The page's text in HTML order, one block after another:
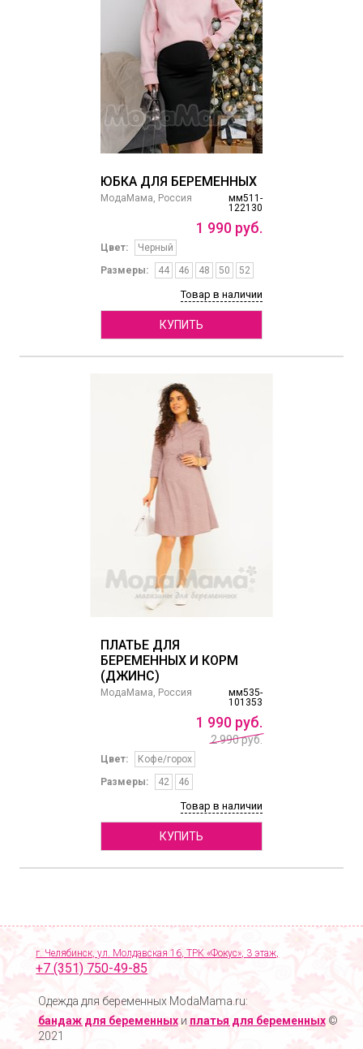
ЮБКА ДЛЯ БЕРЕМЕННЫХ
мм511-
122130
МодаМама, Россия
1 990 руб.
Цвет:
Черный
Размеры:
44 46 48 50 52
Товар в наличии
КУПИТЬ
ПЛАТЬЕ ДЛЯ
БЕРЕМЕННЫХ И КОРМ
(ДЖИНС)
мм535-
101353
МодаМама, Россия
1 990 руб.
2 990 руб.
Цвет:
Кофе/горох
Размеры:
42 46
Товар в наличии
КУПИТЬ
г. Челябинск, ул. Молдавская 16, ТРК «Фокус», 3 этаж,
+7 (351) 750-49-85
Одежда для беременных ModaMama.ru:
бандаж для беременныхи платья для беременных©
2021